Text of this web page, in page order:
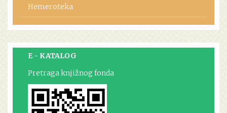
Hemeroteka
E - KATALOG
Pretraga knjižnog fonda